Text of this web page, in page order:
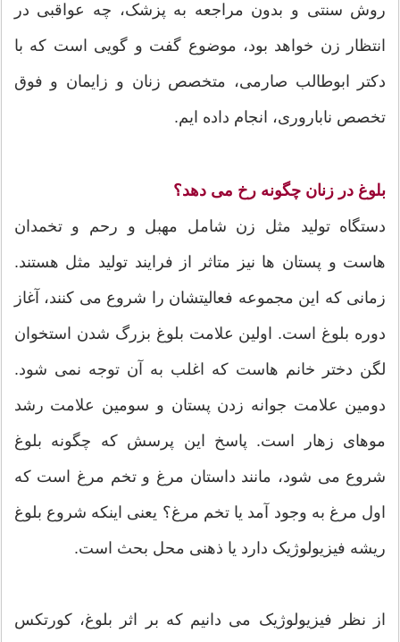
روش سنتی و بدون مراجعه به پزشک، چه عواقبی در
انتظار زن خواهد بود، موضوع گفت و گویی است که با
دکتر ابوطالب صارمی، متخصص زنان و زایمان و فوق
تخصص ناباروری، انجام داده ایم.
بلوغ در زنان چگونه رخ می دهد؟
دستگاه تولید مثل زن شامل مهبل و رحم و تخمدان
هاست و پستان ها نیز متاثر از فرایند تولید مثل هستند.
زمانی که این مجموعه فعالیتشان را شروع می کنند، آغاز
دوره بلوغ است. اولین علامت بلوغ بزرگ شدن استخوان
لگن دختر خانم هاست که اغلب به آن توجه نمی شود.
دومین علامت جوانه زدن پستان و سومین علامت رشد
موهای زهار است. پاسخ این پرسش که چگونه بلوغ
شروع می شود، مانند داستان مرغ و تخم مرغ است که
اول مرغ به وجود آمد یا تخم مرغ؟ یعنی اینکه شروع بلوغ
ریشه فیزیولوژیک دارد یا ذهنی محل بحث است.
از نظر فیزیولوژیک می دانیم که بر اثر بلوغ، کورتکس